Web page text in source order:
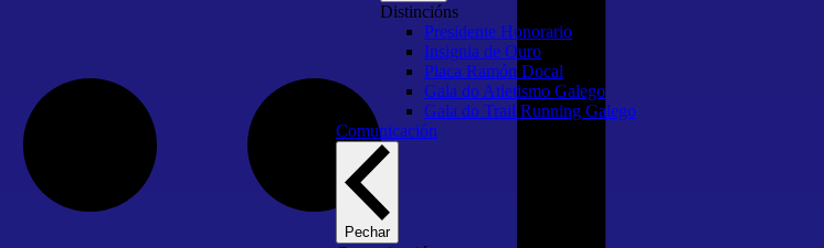
Distincións
Presidente Honorario
Insignia de Ouro
Placa Ramón Docal
Gala do Atletismo Galego
Gala do Trail Running Galego
Comunicación
Pechar